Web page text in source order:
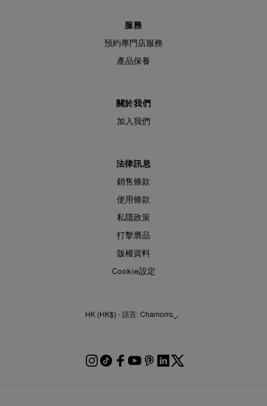
服務
預約專門店服務
產品保養
關於我們
加入我們
法律訊息
銷售條款
使用條款
私隱政策
打擊膺品
版權資料
Cookie設定
HK (HK$) - 語言: Chamorro